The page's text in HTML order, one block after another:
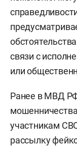
связи с
или
Ранее в МВД
участникам
рассылку